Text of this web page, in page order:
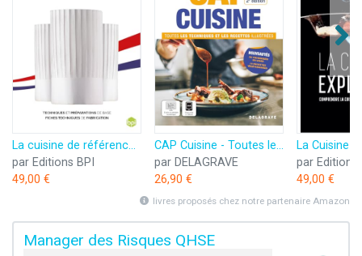
La cuisine de référence: La référence de la formation des chefs - accès à la version numérique incluse
par Editions BPI
49,00 €
CAP Cuisine - Toutes les techniques et recettes illustrées (2025) - Manuel élève
par DELAGRAVE
26,90 €
par Editions
49,00 €
livres proposés chez notre partenaire Amazon
Manager des Risques QHSE